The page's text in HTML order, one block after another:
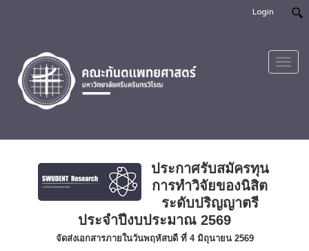
Login
ประกาศรับสมัครทุน
การทำวิจัยของนิสิต
ระดับปริญญาตรี
ประจำปีงบประมาณ 2569
จัดส่งเอกสารภายในวันพฤหัสบดี ที่ 4 มิถุนายน 2569